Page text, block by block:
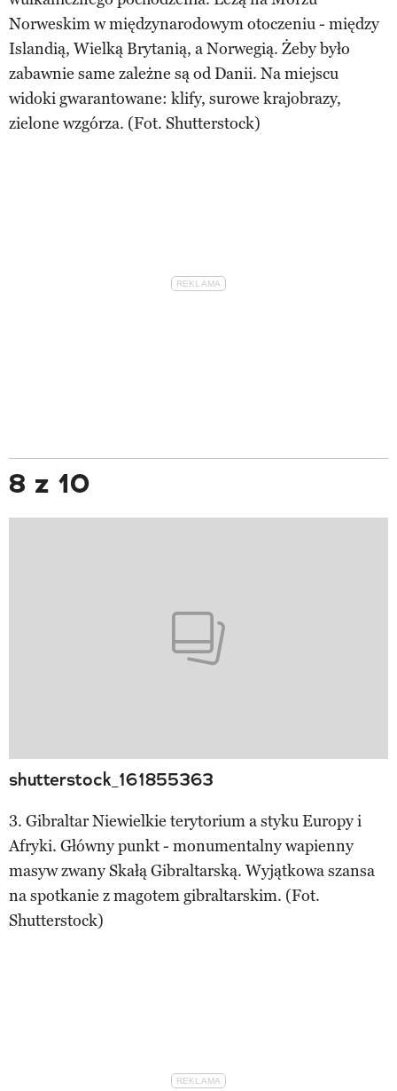
Norweskim w międzynarodowym otoczeniu - między
Islandią, Wielką Brytanią, a Norwegią. Żeby było
zabawnie same zależne są od Danii. Na miejscu
widoki gwarantowane: klify, surowe krajobrazy,
zielone wzgórza. (Fot. Shutterstock)
8 z 10
shutterstock_161855363
3. Gibraltar Niewielkie terytorium a styku Europy i
Afryki. Główny punkt - monumentalny wapienny
masyw zwany Skałą Gibraltarską. Wyjątkowa szansa
na spotkanie z magotem gibraltarskim. (Fot.
Shutterstock)